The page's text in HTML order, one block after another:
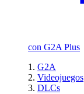
con G2A Plus
G2A
Videojuegos
DLCs